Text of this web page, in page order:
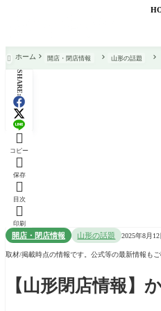
 ホーム 開店・閉店情報 山形の話題
SHARE:

コピー

保存

目次

印刷
開店・閉店情報 山形の話題 2025年8月12
取材/掲載時点の情報です。公式等の最新情報もご
【山形閉店情報】